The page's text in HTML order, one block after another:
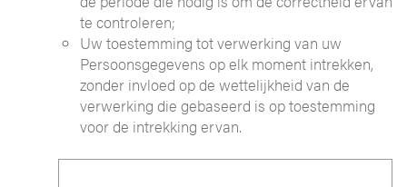
te controleren;
Uw toestemming tot verwerking van uw
Persoonsgegevens op elk moment intrekken,
zonder invloed op de wettelijkheid van de
verwerking die gebaseerd is op toestemming
voor de intrekking ervan.